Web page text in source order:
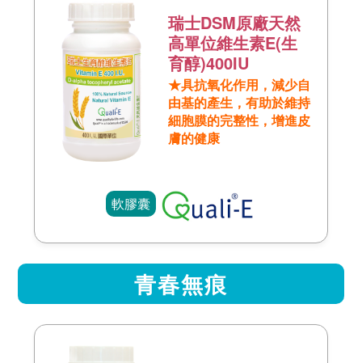
瑞士DSM原廠天然
高單位維生素E(生
育醇)400IU
★具抗氧化作用，減少自
由基的產生，有助於維持
細胞膜的完整性，增進皮
膚的健康
軟膠囊
青春無痕